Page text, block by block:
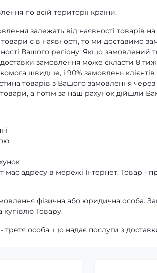
по всій території країни.
залежать від наявності товарів
є в наявності, то ми доставимо
Вашого регіону. Якщо замовлений
замовлення може скласти 8
швидше, і 90% замовлень
товарів з Вашого замовлення
товари, а потім за наш рахунок дійшли
має адресу в мережі Інтернет. Товар -
фізична або юридична
купівлю Товару.
третя особа, що надає послуги з